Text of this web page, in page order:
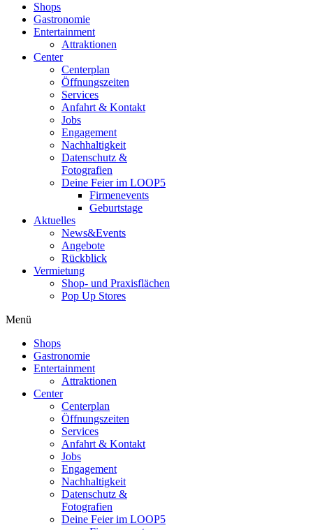
Shops
Gastronomie
Entertainment
Attraktionen
Center
Centerplan
Öffnungszeiten
Services
Anfahrt & Kontakt
Jobs
Engagement
Nachhaltigkeit
Datenschutz &
Fotografien
Deine Feier im LOOP5
Firmenevents
Geburtstage
Aktuelles
News&Events
Angebote
Rückblick
Vermietung
Shop- und Praxisflächen
Pop Up Stores
Menü
Shops
Gastronomie
Entertainment
Attraktionen
Center
Centerplan
Öffnungszeiten
Services
Anfahrt & Kontakt
Jobs
Engagement
Nachhaltigkeit
Datenschutz &
Fotografien
Deine Feier im LOOP5